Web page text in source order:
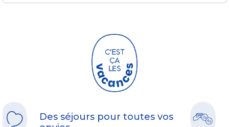
Des séjours pour toutes vos